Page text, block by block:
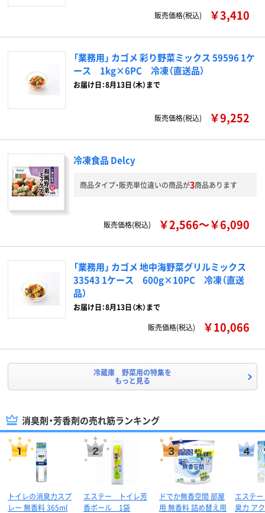
販売価格(税込) ￥3,410
「業務用」 カゴメ 彩り野菜ミックス 59596 1ケ
ース 1kg×6PC 冷凍（直送品）
お届け日：8月13日（木）まで
販売価格(税込) ￥9,252
冷凍食品 Delcy
商品タイプ・販売単位違いの商品が3商品あります
販売価格(税込) ￥2,566～￥6,090
「業務用」 カゴメ 地中海野菜グリルミックス
33543 1ケース 600g×10PC 冷凍（直送
品）
お届け日：8月13日（木）まで
販売価格(税込)
￥10,066
冷蔵庫 野菜用の特集を
もっと見る
消臭剤・芳香剤の売れ筋ランキング
トイレの消臭力スプ
レー 無香料 365ml
エステー トイレ芳
香ボール 1袋
ドでか無香空間 部屋
用 無香料 詰め替え用
エステ
臭力 ア